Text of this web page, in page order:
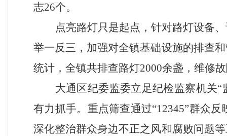
志26个。
点亮路灯只是起点，针对路灯设备
举一反三，加强对全镇基础设施的排查
统计，全镇共排查路灯2000余盏，维修
大通区纪委监委立足纪检监察机关“
有力抓手。重点筛查通过“12345”群众反
深化整治群众身边不正之风和腐败问题